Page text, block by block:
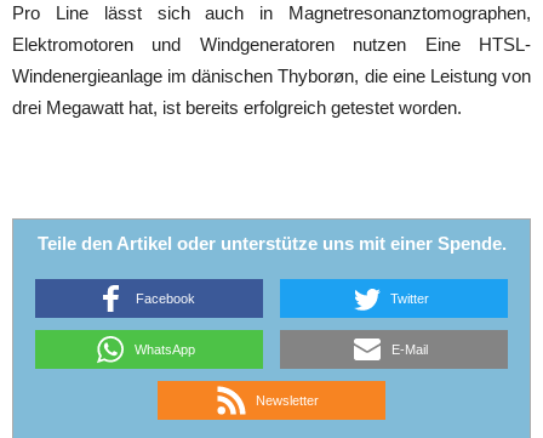
Pro Line lässt sich auch in Magnetresonanztomographen,
Elektromotoren und Windgeneratoren nutzen Eine HTSL-
Windenergieanlage im dänischen Thyborøn, die eine Leistung von
drei Megawatt hat, ist bereits erfolgreich getestet worden.
Teile den Artikel oder unterstütze uns mit einer Spende.
Facebook Twitter
WhatsApp E-Mail
Newsletter